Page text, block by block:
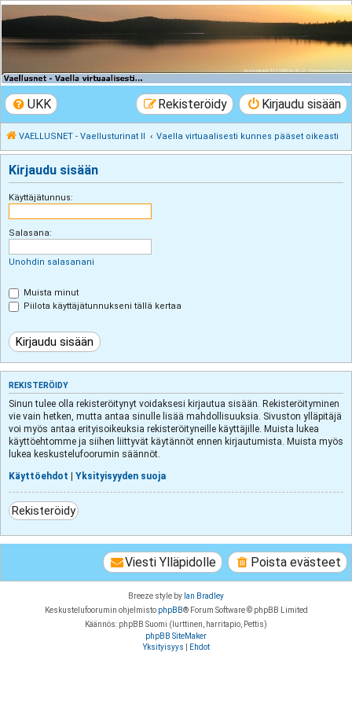
VAELLUSNET -
Vaellusturinat II
UKK Kirjaudu sisään
Rekisteröidy
VAELLUSNET - Vaellusturinat II Vaella virtuaalisesti kunnes pääset oikeasti
Kirjaudu sisään
Käyttäjätunnus:
Salasana:
Unohdin salasanani
Muista minut
Piilota käyttäjätunnukseni tällä kertaa
REKISTERÖIDY
Sinun tulee olla rekisteröitynyt voidaksesi kirjautua sisään. Rekisteröityminen
vie vain hetken, mutta antaa sinulle lisää mahdollisuuksia. Sivuston ylläpitäjä
voi myös antaa erityisoikeuksia rekisteröityneille käyttäjille. Muista lukea
käyttöehtomme ja siihen liittyvät käytännöt ennen kirjautumista. Muista myös
lukea keskustelufoorumin säännöt.
Käyttöehdot
Yksityisyyden suoja
Rekisteröidy
Poista evästeet
Viesti Ylläpidolle
Breeze style by Ian Bradley
Keskustelufoorumin ohjelmisto phpBB® Forum Software © phpBB Limited
Käännös: phpBB Suomi (lurttinen, harritapio, Pettis)
phpBB SiteMaker
Yksityisyys
Ehdot